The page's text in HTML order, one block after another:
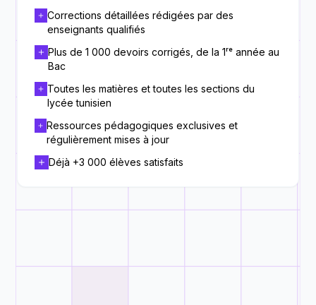
Corrections détaillées rédigées par des
enseignants qualifiés
Plus de 1 000 devoirs corrigés, de la 1ʳᵉ année au
Bac
Toutes les matières et toutes les sections du
lycée tunisien
Ressources pédagogiques exclusives et
régulièrement mises à jour
Déjà +3 000 élèves satisfaits